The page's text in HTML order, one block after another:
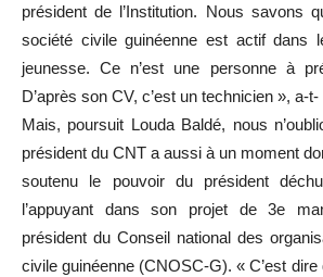
président de l’Institution. Nous savons
société civile guinéenne est actif dans
jeunesse. Ce n’est une personne à
D’après son CV, c’est un technicien », a-t-
Mais, poursuit Louda Baldé, nous
président du CNT a aussi à un moment
soutenu le pouvoir du président
l’appuyant dans son projet de 3e
président du Conseil national des
civile guinéenne (CNOSC-G). « C’est dire